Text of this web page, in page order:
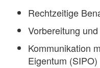
Rechtzeitige
Vorbereitung
Kommunikation
Eigentum (SIPO)